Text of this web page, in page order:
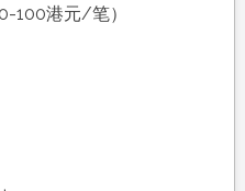
100港元/笔）